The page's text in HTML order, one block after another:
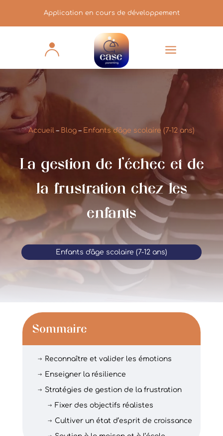
Application en cours de développement
a
Accueil – Blog – Enfants d'âge scolaire (7-12 ans)
La gestion de l’échec et de
la frustration chez les
enfants
Enfants d'âge scolaire (7-12 ans)
Sommaire
$ Reconnaître et valider les émotions
$ Enseigner la résilience
$ Stratégies de gestion de la frustration
$ Fixer des objectifs réalistes
$ Cultiver un état d’esprit de croissance